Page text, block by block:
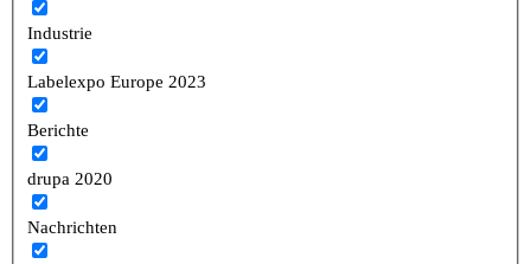
Industrie
Labelexpo Europe 2023
Berichte
drupa 2020
Nachrichten